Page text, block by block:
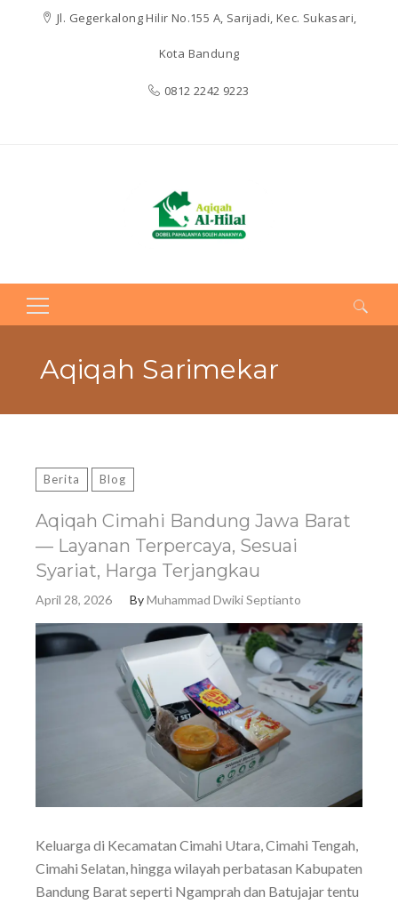
Jl. Gegerkalong Hilir No.155 A, Sarijadi, Kec. Sukasari,
Kota Bandung
0812 2242 9223
Search
Aqiqah Sarimekar
Berita Blog
Aqiqah Cimahi Bandung Jawa Barat
— Layanan Terpercaya, Sesuai
Syariat, Harga Terjangkau
April 28, 2026 ByMuhammad Dwiki Septianto
Keluarga di Kecamatan Cimahi Utara, Cimahi Tengah,
Cimahi Selatan, hingga wilayah perbatasan Kabupaten
Bandung Barat seperti Ngamprah dan Batujajar tentu